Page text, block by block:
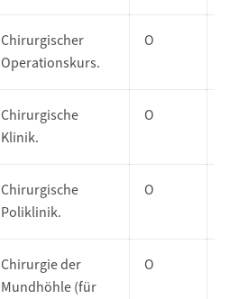
Chirurgischer
Operationskurs.
O
Chirurgische
Klinik.
O
Chirurgische
Poliklinik.
O
Chirurgie der
Mundhöhle (für
O